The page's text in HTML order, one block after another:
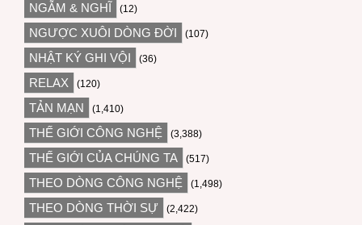
NGẪM & NGHĨ (12)
NGƯỢC XUÔI DÒNG ĐỜI (107)
NHẬT KÝ GHI VỘI (36)
RELAX (120)
TẢN MẠN (1,410)
THẾ GIỚI CÔNG NGHỆ (3,388)
THẾ GIỚI CỦA CHÚNG TA (517)
THEO DÒNG CÔNG NGHỆ (1,498)
THEO DÒNG THỜI SỰ (2,422)